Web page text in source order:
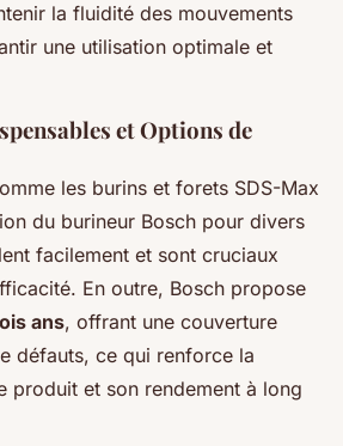
la fluidité des mouvements
une utilisation optimale et
et Options de
les burins et forets SDS-Max
du burineur Bosch pour divers
facilement et sont cruciaux
En outre, Bosch propose
ans, offrant une couverture
défauts, ce qui renforce la
produit et son rendement à long